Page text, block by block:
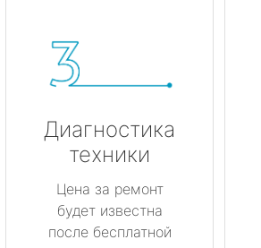
Диагностика
техники
Цена за ремонт
будет известна
после бесплатной